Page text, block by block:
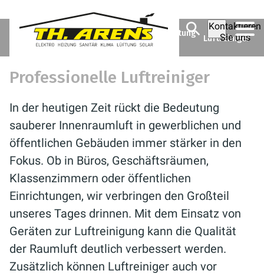
Kontaktieren
Sie uns
Theodor Arens GmbH & Co.
Ratgeber Lüftung Luftreiniger
Professionelle Luftreiniger
In der heutigen Zeit rückt die Bedeutung
sauberer Innenraumluft in gewerblichen und
öffentlichen Gebäuden immer stärker in den
Fokus. Ob in Büros, Geschäftsräumen,
Klassenzimmern oder öffentlichen
Einrichtungen, wir verbringen den Großteil
unseres Tages drinnen. Mit dem Einsatz von
Geräten zur Luftreinigung kann die Qualität
der Raumluft deutlich verbessert werden.
Zusätzlich können Luftreiniger auch vor